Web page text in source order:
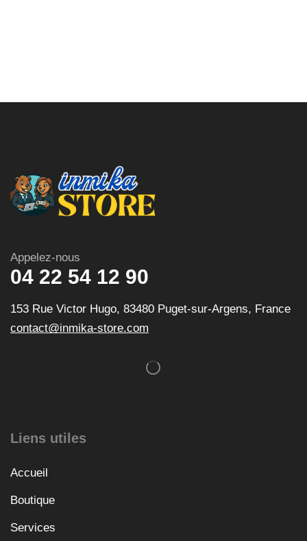
Appelez-nous
04 22 54 12 90
153 Rue Victor Hugo, 83480 Puget-sur-Argens, France
contact@inmika-store.com
Liens utiles
Accueil
Boutique
Services